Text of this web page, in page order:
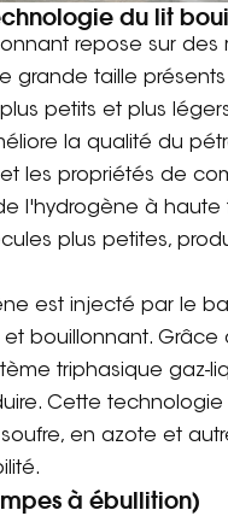
du lit
repose sur
taille
petits et plus
la qualité du
les propriétés de
l'hydrogène à
plus petites,
est injecté par le
bouillonnant.
triphasique gaz-
Cette
en azote et
à ébullition)